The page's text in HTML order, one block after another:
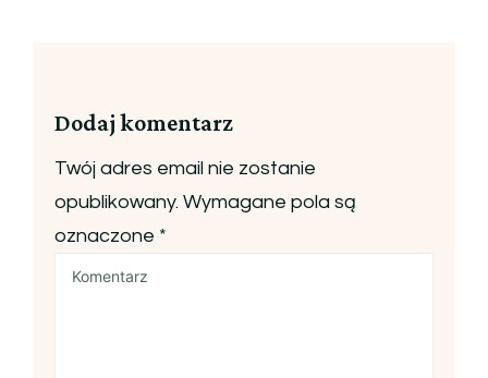
Dodaj komentarz
Twój adres email nie zostanie
opublikowany. Wymagane pola są
oznaczone *